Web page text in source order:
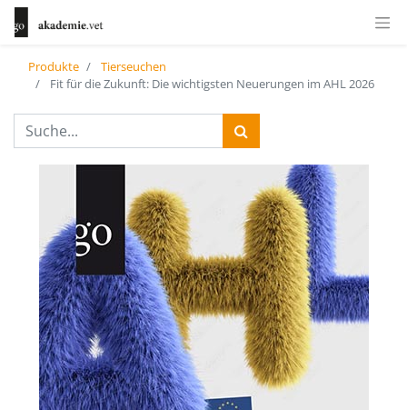
Produkte
Tierseuchen
Fit für die Zukunft: Die wichtigsten Neuerungen im AHL 2026